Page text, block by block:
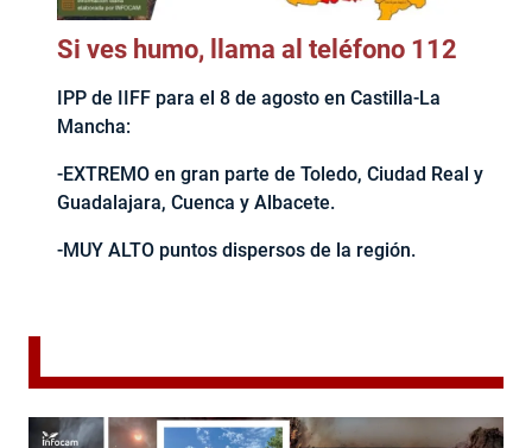
Si ves humo, llama al teléfono 112
IPP de IIFF para el 8 de agosto en Castilla-La
Mancha:
-EXTREMO en gran parte de Toledo, Ciudad Real y
Guadalajara, Cuenca y Albacete.
-MUY ALTO puntos dispersos de la región.